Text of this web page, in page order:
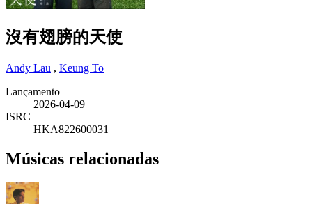
沒有翅膀的天使
Andy Lau , Keung To
Lançamento
2026-04-09
ISRC
HKA822600031
Músicas relacionadas